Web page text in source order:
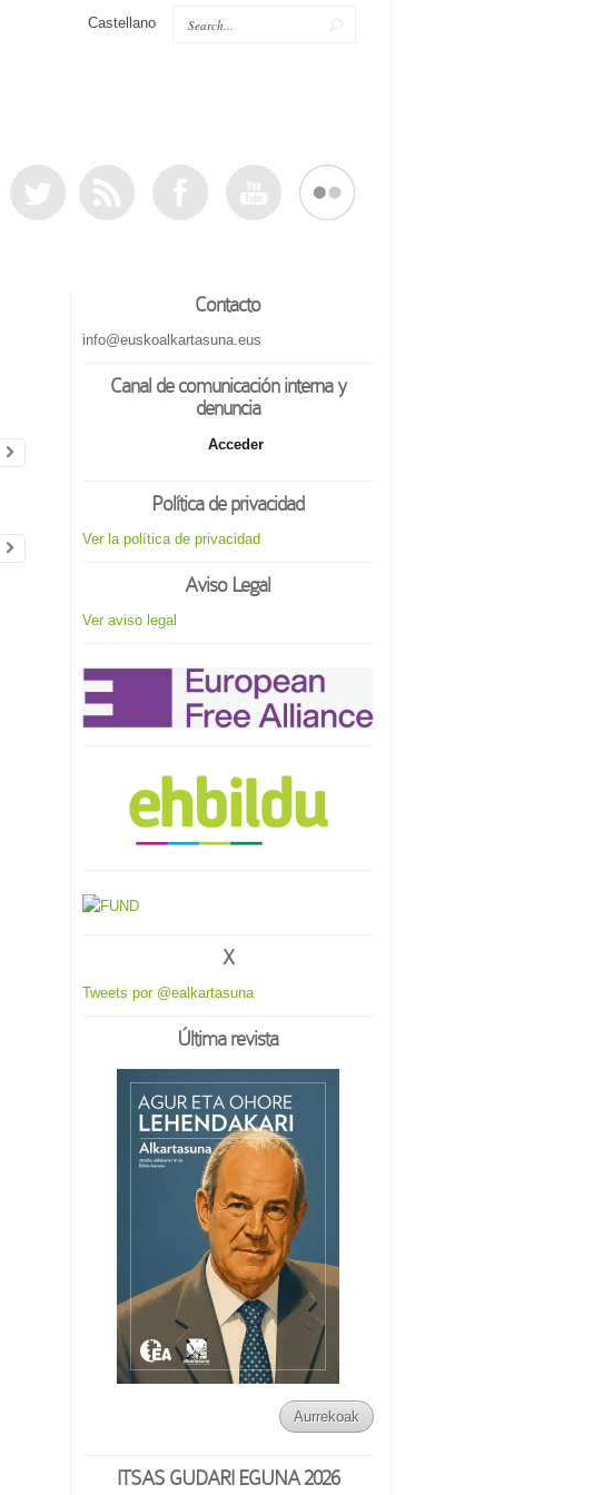
Castellano
Contacto
info@euskoalkartasuna.eus
Canal de comunicación interna y
denuncia
Acceder
Política de privacidad
Ver la política de privacidad
Aviso Legal
Ver aviso legal
X
Tweets por @ealkartasuna
Última revista
Aurrekoak
ITSAS GUDARI EGUNA 2026